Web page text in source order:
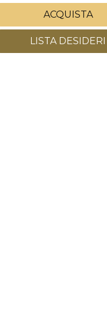
ACQUISTA
LISTA DESIDERI